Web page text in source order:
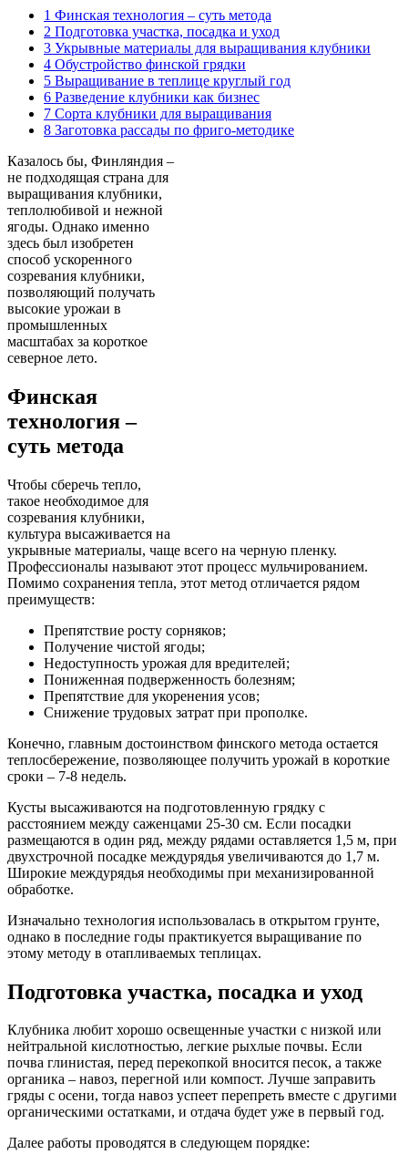
1 Финская технология – суть метода
2 Подготовка участка, посадка и уход
3 Укрывные материалы для выращивания клубники
4 Обустройство финской грядки
5 Выращивание в теплице круглый год
6 Разведение клубники как бизнес
7 Сорта клубники для выращивания
8 Заготовка рассады по фриго-методике
Казалось бы, Финляндия –
не подходящая страна для
выращивания клубники,
теплолюбивой и нежной
ягоды. Однако именно
здесь был изобретен
способ ускоренного
созревания клубники,
позволяющий получать
высокие урожаи в
промышленных
масштабах за короткое
северное лето.
Финская
технология –
суть метода
Чтобы сберечь тепло,
такое необходимое для
созревания клубники,
культура высаживается на
укрывные материалы, чаще всего на черную пленку.
Профессионалы называют этот процесс мульчированием.
Помимо сохранения тепла, этот метод отличается рядом
преимуществ:
Препятствие росту сорняков;
Получение чистой ягоды;
Недоступность урожая для вредителей;
Пониженная подверженность болезням;
Препятствие для укоренения усов;
Снижение трудовых затрат при прополке.
Конечно, главным достоинством финского метода остается
теплосбережение, позволяющее получить урожай в короткие
сроки – 7-8 недель.
Кусты высаживаются на подготовленную грядку с
расстоянием между саженцами 25-30 см. Если посадки
размещаются в один ряд, между рядами оставляется 1,5 м, при
двухстрочной посадке междурядья увеличиваются до 1,7 м.
Широкие междурядья необходимы при механизированной
обработке.
Изначально технология использовалась в открытом грунте,
однако в последние годы практикуется выращивание по
этому методу в отапливаемых теплицах.
Подготовка участка, посадка и уход
Клубника любит хорошо освещенные участки с низкой или
нейтральной кислотностью, легкие рыхлые почвы. Если
почва глинистая, перед перекопкой вносится песок, а также
органика – навоз, перегной или компост. Лучше заправить
гряды с осени, тогда навоз успеет перепреть вместе с другими
органическими остатками, и отдача будет уже в первый год.
Далее работы проводятся в следующем порядке: